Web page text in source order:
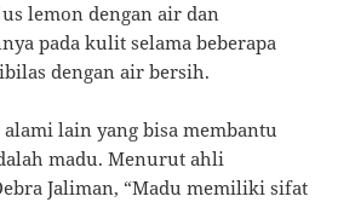
lemon dengan air dan
pada kulit selama beberapa
dengan air bersih.
lain yang bisa membantu
madu. Menurut ahli
Jaliman, “Madu memiliki sifat